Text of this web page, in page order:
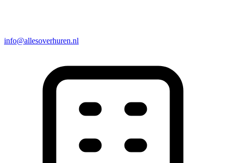
info@allesoverhuren.nl